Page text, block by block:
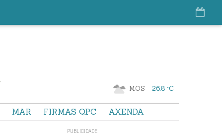
MOS 26.8 °C
MAR FIRMAS QPC AXENDA